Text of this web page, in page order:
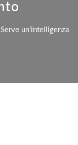
un’intelligenza